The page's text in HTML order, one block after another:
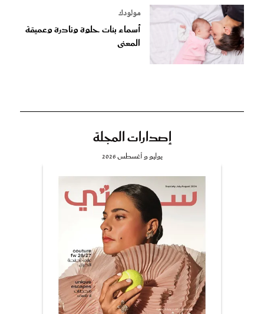
مولودك
أسماء بنات حلوة ونادرة وعميقة
المعنى
إصدارات المجلة
يوليو و أغسطس 2026